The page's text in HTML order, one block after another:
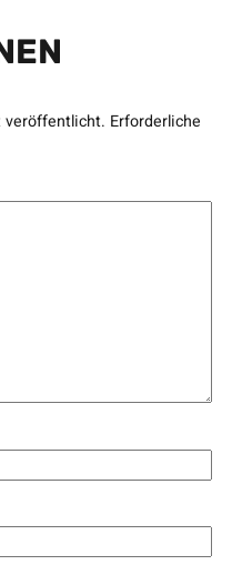
veröffentlicht. Erforderliche